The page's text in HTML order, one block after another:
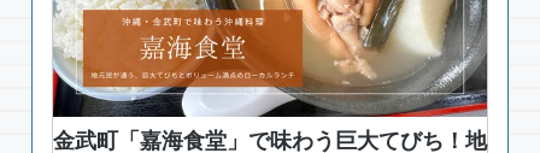
金武町「嘉海食堂」で味わう巨大てびち！地